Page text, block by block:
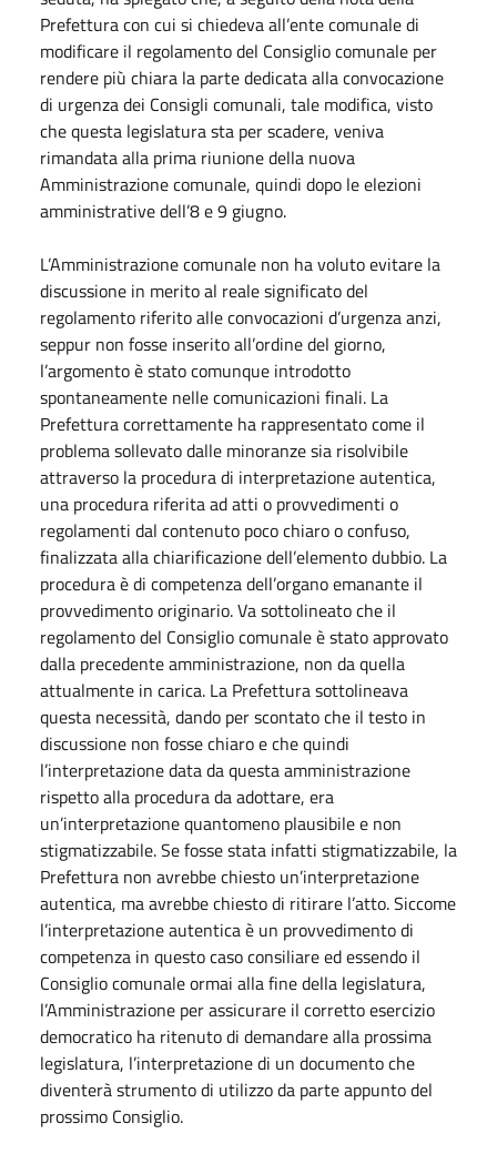
Prefettura con cui si chiedeva all’ente comunale di
modificare il regolamento del Consiglio comunale per
rendere più chiara la parte dedicata alla convocazione
di urgenza dei Consigli comunali, tale modifica, visto
che questa legislatura sta per scadere, veniva
rimandata alla prima riunione della nuova
Amministrazione comunale, quindi dopo le elezioni
amministrative dell’8 e 9 giugno.
L’Amministrazione comunale non ha voluto evitare la
discussione in merito al reale significato del
regolamento riferito alle convocazioni d’urgenza anzi,
seppur non fosse inserito all’ordine del giorno,
l’argomento è stato comunque introdotto
spontaneamente nelle comunicazioni finali. La
Prefettura correttamente ha rappresentato come il
problema sollevato dalle minoranze sia risolvibile
attraverso la procedura di interpretazione autentica,
una procedura riferita ad atti o provvedimenti o
regolamenti dal contenuto poco chiaro o confuso,
finalizzata alla chiarificazione dell’elemento dubbio. La
procedura è di competenza dell’organo emanante il
provvedimento originario. Va sottolineato che il
regolamento del Consiglio comunale è stato approvato
dalla precedente amministrazione, non da quella
attualmente in carica. La Prefettura sottolineava
questa necessità, dando per scontato che il testo in
discussione non fosse chiaro e che quindi
l’interpretazione data da questa amministrazione
rispetto alla procedura da adottare, era
un’interpretazione quantomeno plausibile e non
stigmatizzabile. Se fosse stata infatti stigmatizzabile, la
Prefettura non avrebbe chiesto un’interpretazione
autentica, ma avrebbe chiesto di ritirare l’atto. Siccome
l’interpretazione autentica è un provvedimento di
competenza in questo caso consiliare ed essendo il
Consiglio comunale ormai alla fine della legislatura,
l’Amministrazione per assicurare il corretto esercizio
democratico ha ritenuto di demandare alla prossima
legislatura, l’interpretazione di un documento che
diventerà strumento di utilizzo da parte appunto del
prossimo Consiglio.